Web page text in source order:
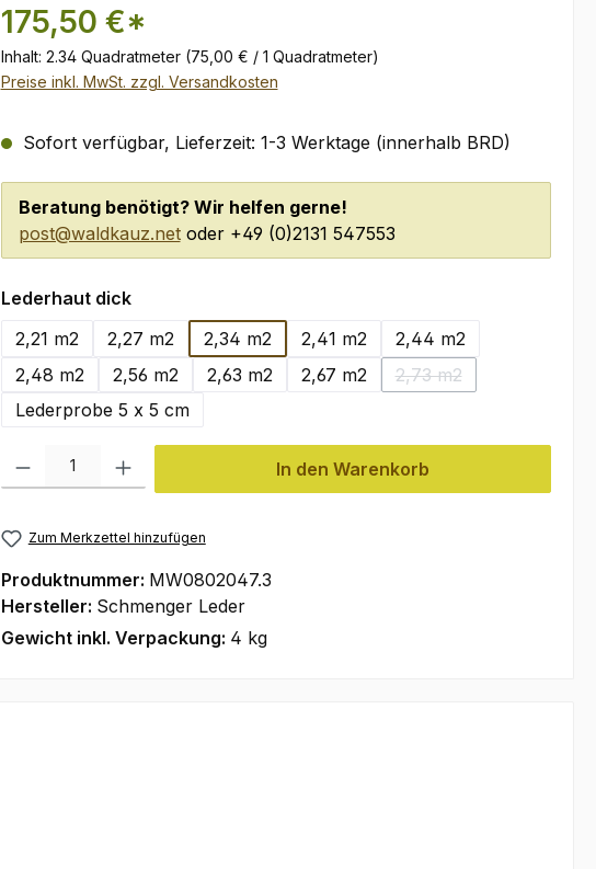
175,50 €*
Inhalt: 2.34 Quadratmeter (75,00 € / 1 Quadratmeter)
Preise inkl. MwSt. zzgl. Versandkosten
Sofort verfügbar, Lieferzeit: 1-3 Werktage (innerhalb BRD)
Beratung benötigt? Wir helfen gerne!
post@waldkauz.netoder +49 (0)2131 547553
Lederhaut dickauswählen
2,21 m2
2,27 m2 2,34 m2 2,41 m2
2,44 m2
2,48 m2
2,56 m2 2,63 m2 2,67 m2 2,73 m2
(Diese Option ist
Lederprobe 5 x 5 cm
Produkt Anzahl: Gib den gewünschten Wert ein oder benutze die Schaltflächen
In den Warenkorb
Zum Merkzettel hinzufügen
Produktnummer: MW0802047.3
Hersteller: Schmenger Leder
Gewicht inkl. Verpackung: 4 kg